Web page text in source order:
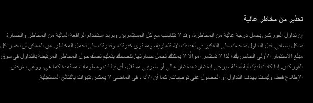
تحذير من مخاطر عالية
إن تداول الفوركس يحمل درجة عالية من المخاطرة، وقد لا تتناسب مع كل المستثمرين. ويزيد استخدام الرافعة المالية من المخاطر والخسارة
بشكل إضافي. قبل التداول نشجعك على التفكير في أهدافك الاستثمارية، ومستوى خبرتك، وقدرتك على تحمل المخاطر. من الممكن أن تخسر كل
مبلغ الاستثمار الأولي الخاص بك؛ لذا لا تستثمر أموالًا لا يمكنك تحمل خسارتها. ننصحك بتعليم نفسك حول المخاطر المرتبطة بالتداول في سوق
الفوركس. إذا كانت لديك أية أسئلة ، يرجى استشارة مستشار مالي أو ضريبي مستقل، أي بيانات ومعلومات مستمدة كما هي، ووهي بغرض
الإطلاع فقط، وليست بهدف التداول أو الحصول على توصيات. كما أن الأداء في الماضي لا يعكس تنبؤات بالنتائج المستقبلية.